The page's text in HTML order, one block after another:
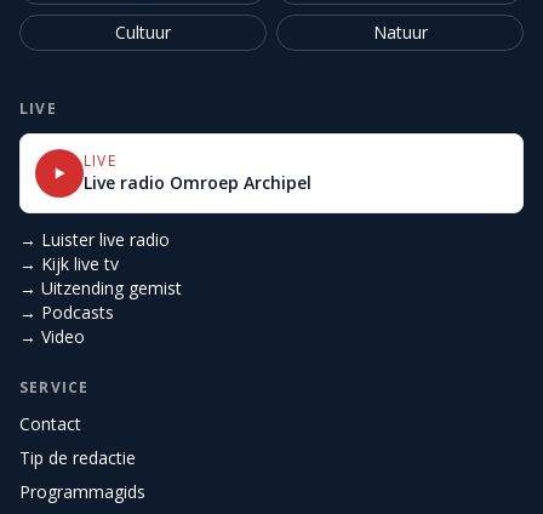
Cultuur
Natuur
LIVE
LIVE
Live radio Omroep Archipel
→ Luister live radio
→ Kijk live tv
→ Uitzending gemist
→ Podcasts
→ Video
SERVICE
Contact
Tip de redactie
Programmagids